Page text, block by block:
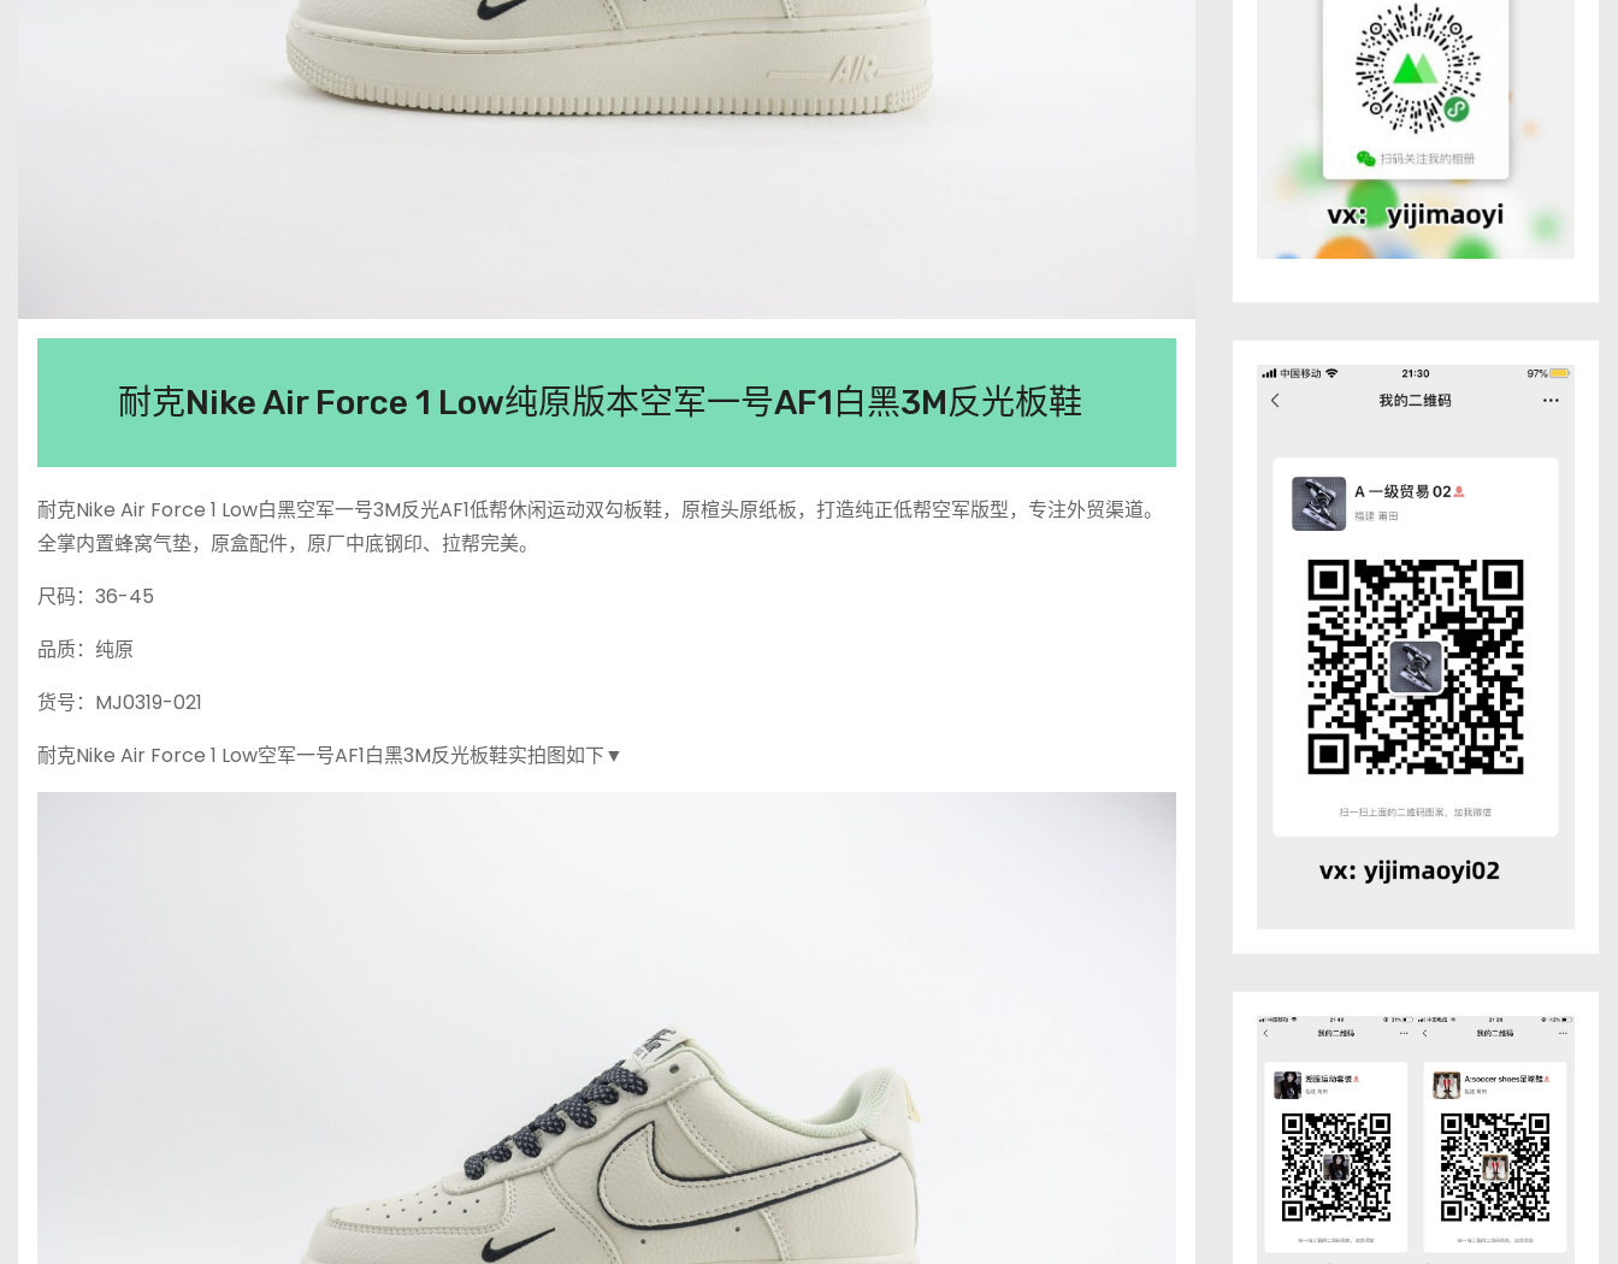
耐克Nike Air Force 1 Low纯原版本空军一号AF1白黑3M反光板鞋
耐克Nike Air Force 1 Low白黑空军一号3M反光AF1低帮休闲运动双勾板鞋，原楦头原纸板，打造纯正低帮空军版型，专注外贸渠道。
全掌内置蜂窝气垫，原盒配件，原厂中底钢印、拉帮完美。
尺码：36-45
品质：纯原
货号：MJ0319-021
耐克Nike Air Force 1 Low空军一号AF1白黑3M反光板鞋实拍图如下▼